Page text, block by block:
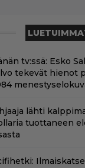
tv:ssä: Esko
tekevät hienot
lähti
tuottaneen